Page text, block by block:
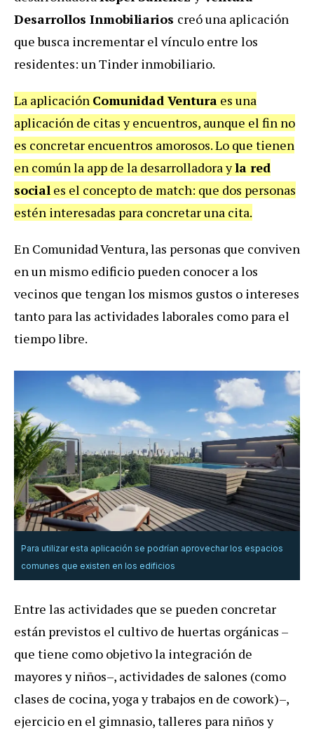
Desarrollos Inmobiliarios creó una aplicación
que busca incrementar el vínculo entre los
residentes: un Tinder inmobiliario.
La aplicación Comunidad Ventura es una
aplicación de citas y encuentros, aunque el fin no
es concretar encuentros amorosos. Lo que tienen
en común la app de la desarrolladora yla red
social es el concepto de match: que dos personas
estén interesadas para concretar una cita.
En Comunidad Ventura, las personas que conviven
en un mismo edificio pueden conocer a los
vecinos que tengan los mismos gustos o intereses
tanto para las actividades laborales como para el
tiempo libre.
Para utilizar esta aplicación se podrían aprovechar los espacios
comunes que existen en los edificios
Entre las actividades que se pueden concretar
están previstos el cultivo de huertas orgánicas –
que tiene como objetivo la integración de
mayores y niños–, actividades de salones (como
clases de cocina, yoga y trabajos en de cowork)–,
ejercicio en el gimnasio, talleres para niños y